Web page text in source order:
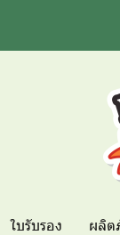
ใบรับรอง ผลิ